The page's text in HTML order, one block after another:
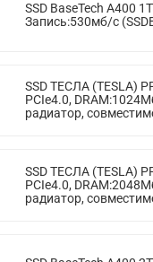
SSD BaseTech A400
Запись:530мб/с
SSD ТЕСЛА (TESLA)
PCIe4.0,
радиатор,
SSD ТЕСЛА (TESLA)
PCIe4.0,
радиатор,